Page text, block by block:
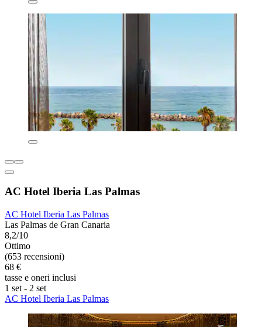
AC Hotel Iberia Las Palmas
AC Hotel Iberia Las Palmas
Las Palmas de Gran Canaria
8,2/10
Ottimo
(653 recensioni)
68 €
tasse e oneri inclusi
1 set - 2 set
AC Hotel Iberia Las Palmas